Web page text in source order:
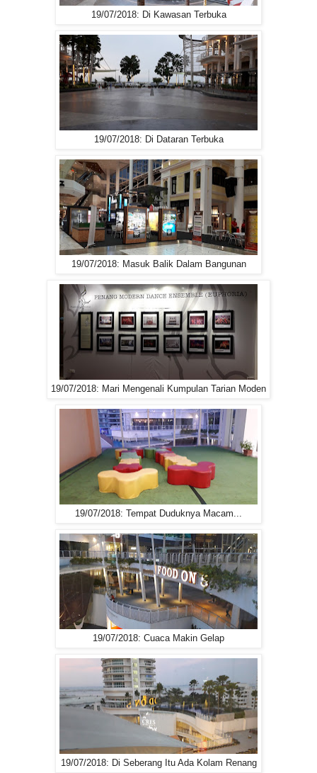
19/07/2018: Di Kawasan Terbuka
19/07/2018: Di Dataran Terbuka
19/07/2018: Masuk Balik Dalam Bangunan
19/07/2018: Mari Mengenali Kumpulan Tarian Moden
19/07/2018: Tempat Duduknya Macam...
19/07/2018: Cuaca Makin Gelap
19/07/2018: Di Seberang Itu Ada Kolam Renang